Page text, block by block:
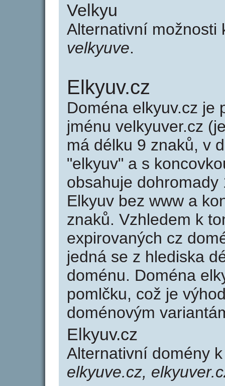
Velkyu
Alternativní
velkyuve.
Elkyuv.cz
Doména elkyuv.cz je
jménu velkyuver.cz
má délku 9 znaků, v
"elkyuv" a s
obsahuje
Elkyuv bez www a
znaků. Vzhledem k
expirovaných cz
jedná se z hlediska
doménu. Doména
pomlčku, což je
doménovým
Elkyuv.cz
Alternativní domény
elkyuve.cz,